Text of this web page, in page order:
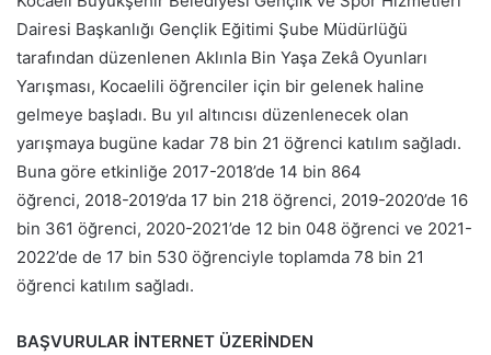
Dairesi Başkanlığı Gençlik Eğitimi Şube Müdürlüğü
tarafından düzenlenen Aklınla Bin Yaşa Zekâ Oyunları
Yarışması, Kocaelili öğrenciler için bir gelenek haline
gelmeye başladı. Bu yıl altıncısı düzenlenecek olan
yarışmaya bugüne kadar 78 bin 21 öğrenci katılım sağladı.
Buna göre etkinliğe 2017-2018’de 14 bin 864
öğrenci, 2018-2019’da 17 bin 218 öğrenci, 2019-2020’de 16
bin 361 öğrenci, 2020-2021’de 12 bin 048 öğrenci ve 2021-
2022’de de 17 bin 530 öğrenciyle toplamda 78 bin 21
öğrenci katılım sağladı.
BAŞVURULAR İNTERNET ÜZERİNDEN